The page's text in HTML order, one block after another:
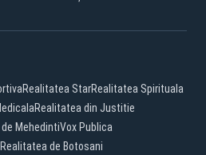
Realitatea StarRealitatea Spirituala
Realitatea din Justitie
MehedintiVox Publica
Realitatea de Botosani